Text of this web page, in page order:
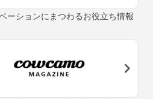
ーションにまつわるお役立ち情報